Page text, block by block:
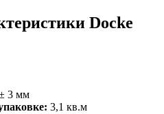
Docke
3 мм
3,1 кв.м